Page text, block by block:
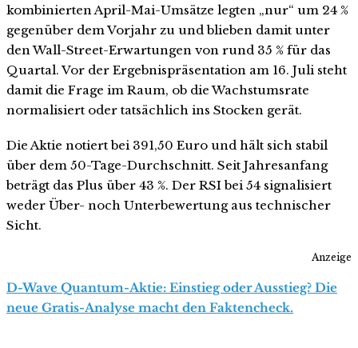
kombinierten April-Mai-Umsätze legten „nur“ um 24 %
gegenüber dem Vorjahr zu und blieben damit unter
den Wall-Street-Erwartungen von rund 35 % für das
Quartal. Vor der Ergebnispräsentation am 16. Juli steht
damit die Frage im Raum, ob die Wachstumsrate
normalisiert oder tatsächlich ins Stocken gerät.
Die Aktie notiert bei 391,50 Euro und hält sich stabil
über dem 50-Tage-Durchschnitt. Seit Jahresanfang
beträgt das Plus über 43 %. Der RSI bei 54 signalisiert
weder Über- noch Unterbewertung aus technischer
Sicht.
Anzeige
D-Wave Quantum-Aktie: Einstieg oder Ausstieg? Die
neue Gratis-Analyse macht den Faktencheck.